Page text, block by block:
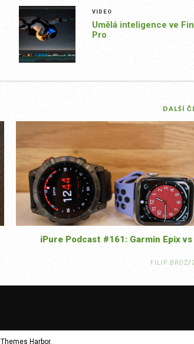
VIDEO
Umělá inteligence ve
Pro
DALŠÍ
iPure Podcast #161: Garmin Epix vs
FILIP BROŽ/
Themes Harbor.